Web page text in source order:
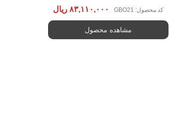
کد محصول: GBO21 ۸۳,۱۱۰,۰۰۰ ریال
مشاهده محصول